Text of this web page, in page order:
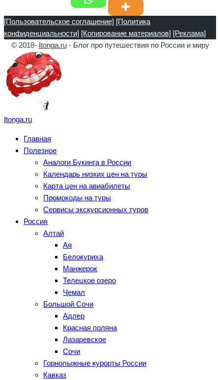
[Пользовательское соглашение] [Политика
конфиденциальности] [Копирование материалов] [Реклама]
© 2018- Itonga.ru- Блог про путешествия по России и миру
Itonga.ru
Главная
Полезное
Аналоги Букинга в России
Календарь низких цен на туры
Карта цен на авиабилеты
Промокоды на туры
Сервисы экскурсионных туров
Россия
Алтай
Ая
Белокуриха
Манжерок
Телецкое озеро
Чемал
Большой Сочи
Адлер
Красная поляна
Лазаревское
Сочи
Горнолыжные курорты России
Кавказ